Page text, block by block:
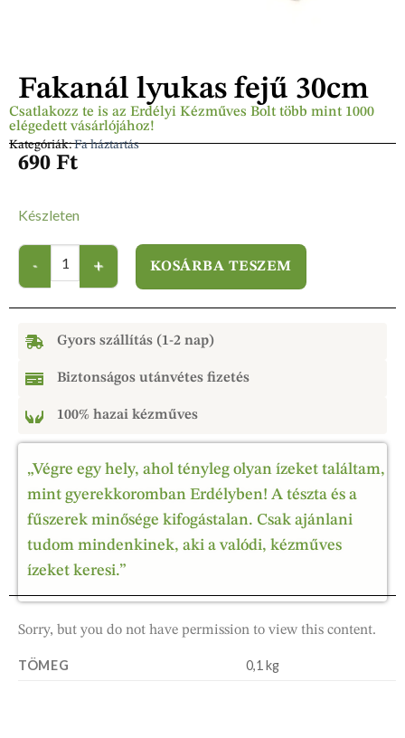
Csatlakozz te is az Erdélyi Kézműves Bolt több mint 1000
elégedett vásárlójához!
Kategóriák:Fa háztartás
Fakanál lyukas fejű 30cm
690 Ft
Készleten
KOSÁRBA TESZEM
Gyors szállítás (1-2 nap)
Biztonságos utánvétes fizetés
100% hazai kézműves
„Végre egy hely, ahol tényleg olyan ízeket találtam,
mint gyerekkoromban Erdélyben! A tészta és a
fűszerek minősége kifogástalan. Csak ajánlani
tudom mindenkinek, aki a valódi, kézműves
ízeket keresi.”
Sorry, but you do not have permission to view this content.
TÖMEG 0,1 kg